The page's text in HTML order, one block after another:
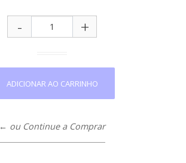
+
-
← ou Continue a Comprar